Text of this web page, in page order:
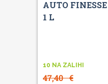
AUTO
1 L
10 NA ZALIHI
47,40€